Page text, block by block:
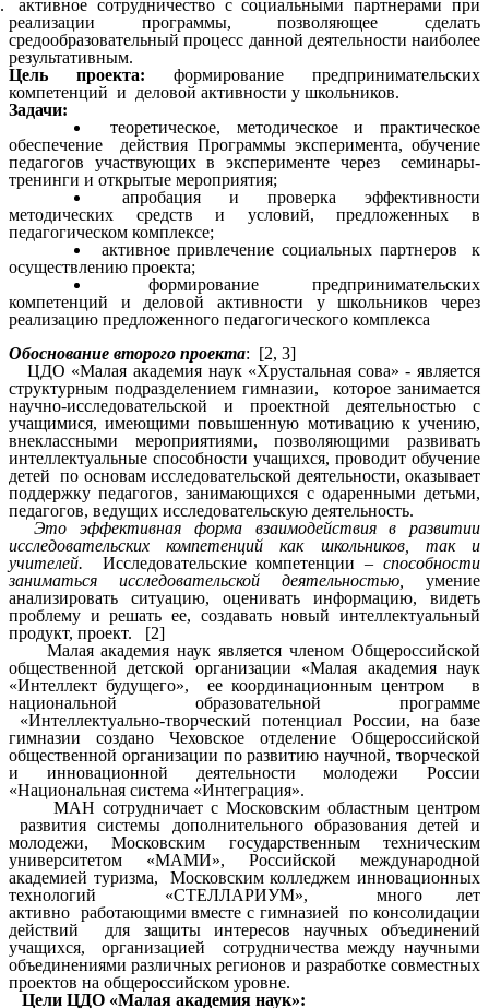
активное сотрудничество с социальными партнерами при
реализации программы, позволяющее сделать
средообразовательный процесс данной деятельности наиболее
результативным.
Цель проекта: формирование предпринимательских
компетенций и деловой активности у школьников.
Задачи:
теоретическое, методическое и практическое
обеспечение действия Программы эксперимента, обучение
педагогов участвующих в эксперименте через
семинары-
тренинги и открытые мероприятия;
апробация и проверка эффективности
методических средств и условий, предложенных в
педагогическом комплексе;
активное привлечение социальных партнеров к
осуществлению проекта;
формирование предпринимательских
компетенций и деловой активности у школьников через
реализацию предложенного педагогического комплекса
Обоснование второго проекта: [2, 3]
ЦДО «Малая академия наук «Хрустальная сова» - является
структурным подразделением гимназии, которое занимается
научно-исследовательской и проектной деятельностью с
учащимися, имеющими повышенную мотивацию к учению,
внеклассными мероприятиями, позволяющими развивать
интеллектуальные способности учащихся, проводит обучение
детей по основам исследовательской деятельности, оказывает
поддержку педагогов, занимающихся с одаренными детьми,
педагогов, ведущих исследовательскую деятельность.
Это эффективная форма взаимодействия в развитии
исследовательских компетенций как школьников, так и
учителей. Исследовательские компетенции – способности
заниматься исследовательской деятельностью,
умение
анализировать ситуацию, оценивать информацию, видеть
проблему и решать ее, создавать новый интеллектуальный
продукт, проект. [2]
Малая академия наук является членом Общероссийской
общественной детской организации «Малая академия наук
«Интеллект будущего», ее координационным центром в
национальной образовательной программе
«Интеллектуально-творческий потенциал России, на базе
гимназии создано Чеховское отделение Общероссийской
общественной организации по развитию научной, творческой
и инновационной деятельности молодежи России
«Национальная система «Интеграция».
МАН сотрудничает с Московским областным центром
развития системы дополнительного образования детей и
молодежи, Московским государственным техническим
университетом «МАМИ», Российской международной
академией туризма, Московским колледжем инновационных
технологий «СТЕЛЛАРИУМ», много лет
активно работающими вместе с гимназией по консолидации
действий для защиты интересов научных объединений
учащихся, организацией сотрудничества между научными
объединениями различных регионов и разработке совместных
проектов на общероссийском уровне.
Цели ЦДО «Малая академия наук»: